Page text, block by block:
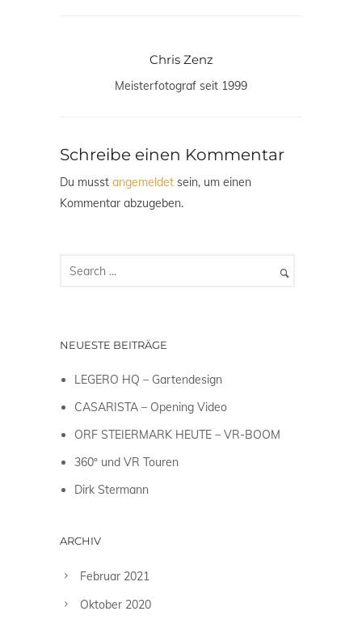
Chris Zenz
Meisterfotograf seit 1999
Schreibe einen Kommentar
Du musst angemeldet sein, um einen
Kommentar abzugeben.
NEUESTE BEITRÄGE
LEGERO HQ – Gartendesign
CASARISTA – Opening Video
ORF STEIERMARK HEUTE – VR-BOOM
360º und VR Touren
Dirk Stermann
ARCHIV
Februar 2021
Oktober 2020